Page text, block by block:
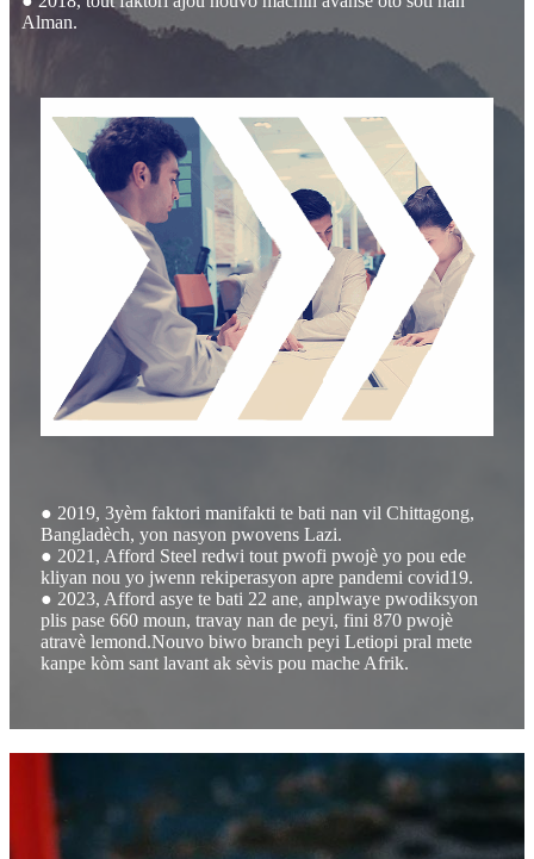
Alman.
● 2019, 3yèm faktori manifakti te bati nan vil Chittagong,
Bangladèch, yon nasyon pwovens Lazi.
● 2021, Afford Steel redwi tout pwofi pwojè yo pou ede
kliyan nou yo jwenn rekiperasyon apre pandemi covid19.
● 2023, Afford asye te bati 22 ane, anplwaye pwodiksyon
plis pase 660 moun, travay nan de peyi, fini 870 pwojè
atravè lemond.Nouvo biwo branch peyi Letiopi pral mete
kanpe kòm sant lavant ak sèvis pou mache Afrik.